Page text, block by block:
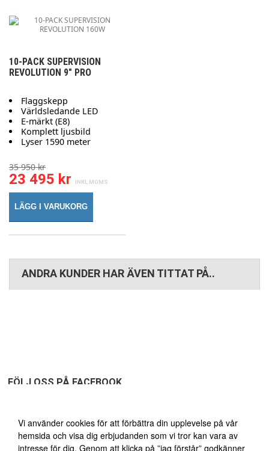
Vi använder cookies för att förbättra din upplevelse på vår
hemsida och visa dig erbjudanden som vi tror kan vara av
intresse för dig. Genom att klicka på ”jag förstår” godkänner
10-PACK SUPERVISION
REVOLUTION 9" PRO
Flaggskepp
Världsledande LED
E-märkt (E8)
Komplett ljusbild
Lyser 1590 meter
35 950 kr
23 495 kr
LÄGG I VARUKORG
ANDRA KUNDER HAR ÄVEN TITTAT PÅ..
FÖLJ OSS PÅ FACEBOOK